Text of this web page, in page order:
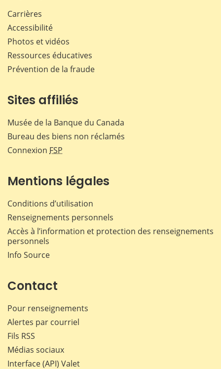
Carrières
Accessibilité
Photos et vidéos
Ressources éducatives
Prévention de la fraude
Sites affiliés
Musée de la Banque du Canada
Bureau des biens non réclamés
Connexion FSP
Mentions légales
Conditions d’utilisation
Renseignements personnels
Accès à l’information et protection des renseignements
personnels
Info Source
Contact
Pour renseignements
Alertes par courriel
Fils RSS
Médias sociaux
Interface (API) Valet